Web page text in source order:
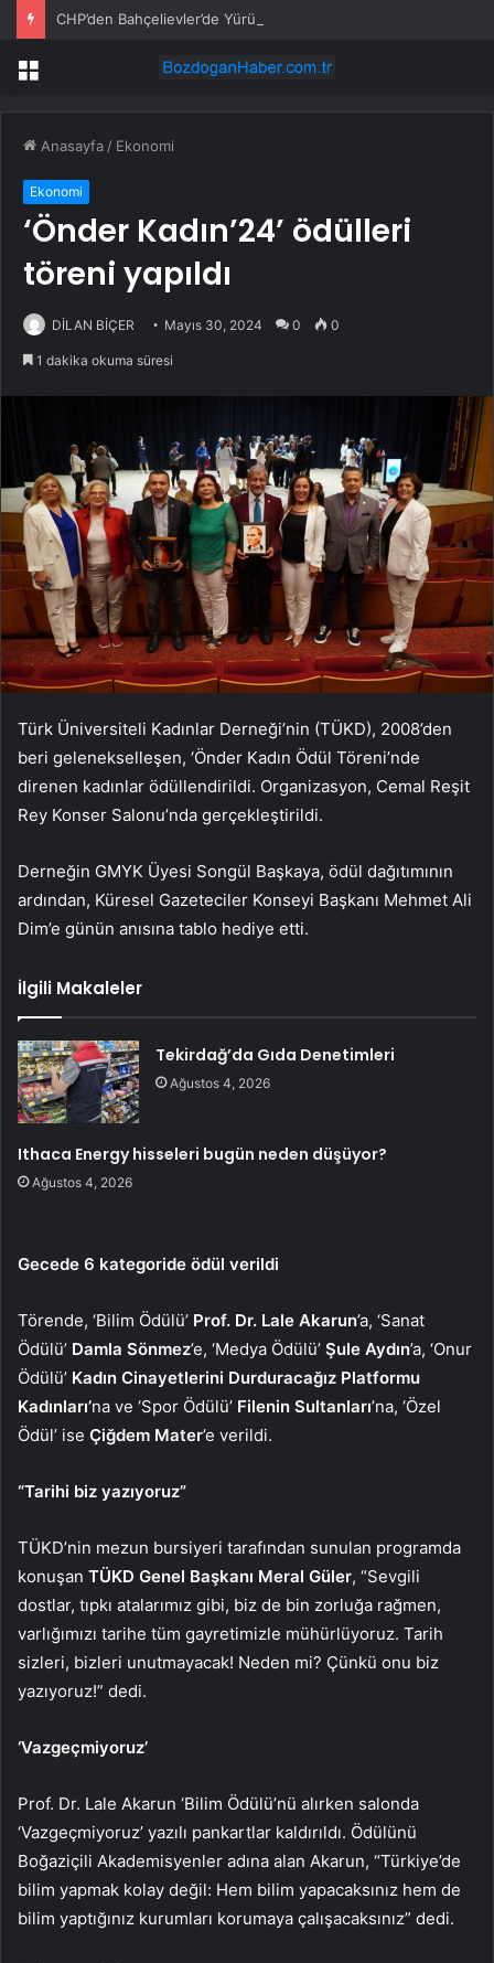
CHP’den Bahçelievler’de Yürüyüş
Menü
Anasayfa / Ekonomi
Ekonomi
‘Önder Kadın’24’ ödülleri
töreni yapıldı
DİLAN BİÇER Mayıs 30, 2024 0 0
1 dakika okuma süresi
Türk Üniversiteli Kadınlar Derneği’nin (TÜKD), 2008’den
beri gelenekselleşen, ‘Önder Kadın Ödül Töreni’nde
direnen kadınlar ödüllendirildi. Organizasyon, Cemal Reşit
Rey Konser Salonu’nda gerçekleştirildi.
Derneğin GMYK Üyesi Songül Başkaya, ödül dağıtımının
ardından, Küresel Gazeteciler Konseyi Başkanı Mehmet Ali
Dim’e günün anısına tablo hediye etti.
İlgili Makaleler
Tekirdağ’da Gıda Denetimleri
Ağustos 4, 2026
Ithaca Energy hisseleri bugün neden düşüyor?
Ağustos 4, 2026
Gecede 6 kategoride ödül verildi
Törende, ‘Bilim Ödülü’ Prof. Dr. Lale Akarun’a, ‘Sanat
Ödülü’ Damla Sönmez’e, ‘Medya Ödülü’ Şule Aydın’a, ‘Onur
Ödülü’ Kadın Cinayetlerini Durduracağız Platformu
Kadınları’na ve ‘Spor Ödülü’ Filenin Sultanları’na, ‘Özel
Ödül’ ise Çiğdem Mater’e verildi.
“Tarihi biz yazıyoruz”
TÜKD’nin mezun bursiyeri tarafından sunulan programda
konuşan TÜKD Genel Başkanı Meral Güler, “Sevgili
dostlar, tıpkı atalarımız gibi, biz de bin zorluğa rağmen,
varlığımızı tarihe tüm gayretimizle mühürlüyoruz. Tarih
sizleri, bizleri unutmayacak! Neden mi? Çünkü onu biz
yazıyoruz!” dedi.
‘Vazgeçmiyoruz’
Prof. Dr. Lale Akarun ‘Bilim Ödülü’nü alırken salonda
‘Vazgeçmiyoruz’ yazılı pankartlar kaldırıldı. Ödülünü
Boğaziçili Akademisyenler adına alan Akarun, “Türkiye’de
bilim yapmak kolay değil: Hem bilim yapacaksınız hem de
bilim yaptığınız kurumları korumaya çalışacaksınız” dedi.